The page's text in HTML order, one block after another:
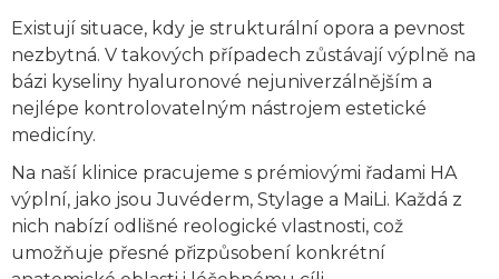
Existují situace, kdy je strukturální opora a pevnost
nezbytná. V takových případech zůstávají výplně na
bázi kyseliny hyaluronové nejuniverzálnějším a
nejlépe kontrolovatelným nástrojem estetické
medicíny.
Na naší klinice pracujeme s prémiovými řadami HA
výplní, jako jsou Juvéderm, Stylage a MaiLi. Každá z
nich nabízí odlišné reologické vlastnosti, což
umožňuje přesné přizpůsobení konkrétní